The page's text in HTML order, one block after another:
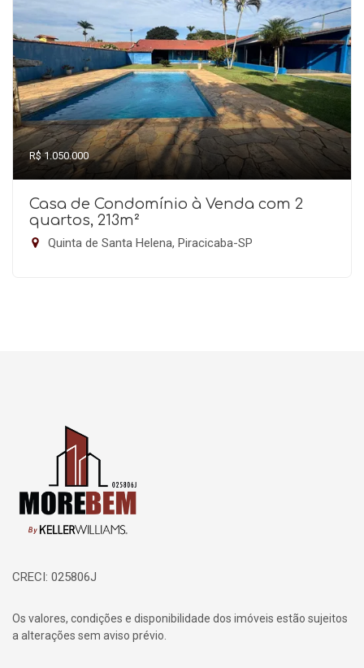
R$ 1.050.000
Casa de Condomínio à Venda com 2
quartos, 213m²
Quinta de Santa Helena, Piracicaba-SP
Página inicial
CRECI: 025806J
Os valores, condições e disponibilidade dos imóveis estão sujeitos
a alterações sem aviso prévio.